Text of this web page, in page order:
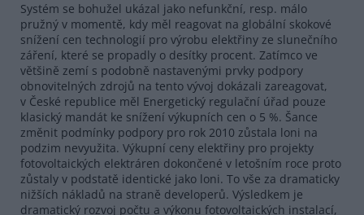
Systém se bohužel ukázal jako nefunkční, resp. málo
pružný v momentě, kdy měl reagovat na globální skokové
snížení cen technologií pro výrobu elektřiny ze slunečního
záření, které se propadly o desítky procent. Zatímco ve
většině zemí s podobně nastavenými prvky podpory
obnovitelných zdrojů na tento vývoj dokázali zareagovat,
v České republice měl Energetický regulační úřad pouze
klasický mandát ke snížení výkupních cen o 5 %. Šance
změnit podmínky podpory pro rok 2010 zůstala loni na
podzim nevyužita. Výkupní ceny elektřiny pro projekty
fotovoltaických elektráren dokončené v letošním roce proto
zůstaly v podstatě identické jako loni. To vše za dramaticky
nižších nákladů na straně developerů. Výsledkem je
dramatický rozvoj počtu a výkonu fotovoltaických instalací,